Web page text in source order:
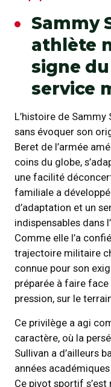
Sammy
athlète
signe
service
L’histoire de
sans évoquer son
Beret de l’armée
coins du globe,
une facilité
familiale a
d’adaptation et un
indispensables dans
Comme elle l’a
trajectoire militaire
connue pour son
préparée à faire
pression, sur le
Ce privilège a agi
caractère, où la
Sullivan a d’ailleurs
années
Ce pivot sportif